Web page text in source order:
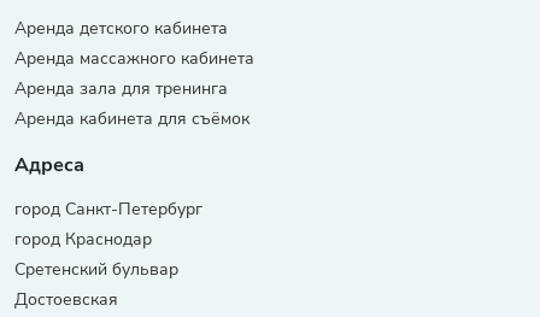
Аренда детского кабинета
Аренда массажного кабинета
Аренда зала для тренинга
Аренда кабинета для съёмок
Адреса
город Санкт-Петербург
город Краснодар
Сретенский бульвар
Достоевская